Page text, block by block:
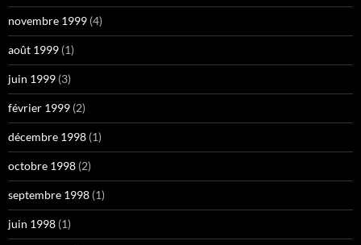
novembre 1999 (4)
août 1999 (1)
juin 1999 (3)
février 1999 (2)
décembre 1998 (1)
octobre 1998 (2)
septembre 1998 (1)
juin 1998 (1)